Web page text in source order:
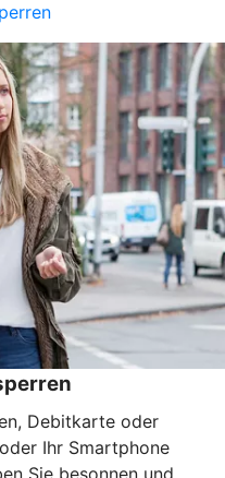
Debitkarte oder
Ihr Smartphone
Sie besonnen und